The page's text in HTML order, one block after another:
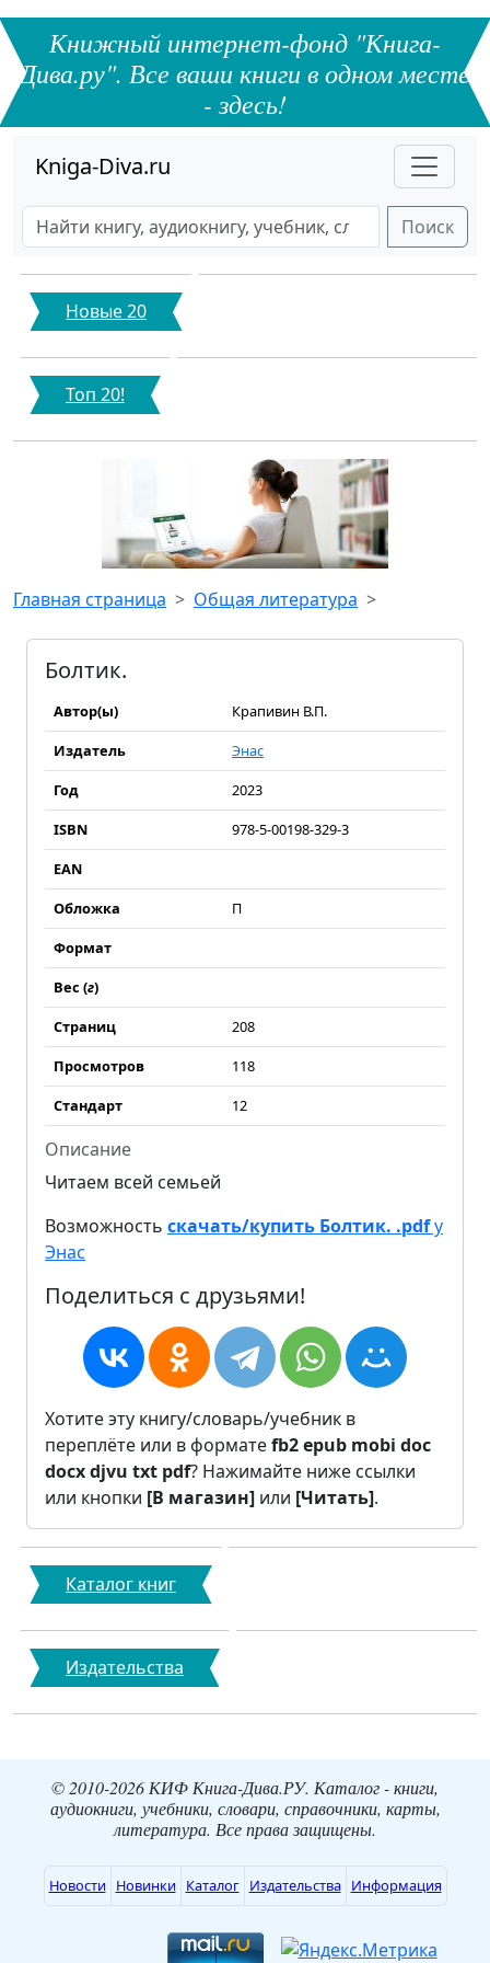
Книжный интернет-фонд "Книга-
Дива.ру". Все ваши книги в одном месте
- здесь!
Kniga-Diva.ru
Поиск
Новые 20
Топ 20!
Главная страница Общая литература
Болтик.
Автор(ы)
Крапивин В.П.
Издатель
Энас
Год
2023
ISBN
978-5-00198-329-3
EAN
Обложка
П
Формат
Вес (г)
Страниц
208
Просмотров
118
Стандарт
12
Описание
Читаем всей семьей
Возможность скачать/купить Болтик. .pdfу
Энас
Поделиться с друзьями!
Хотите эту книгу/словарь/учебник в
переплёте или в форматеfb2epub mobi doc
docxdjvu txt pdf? Нажимайте ниже ссылки
или кнопки [В магазин] или [Читать].
Каталог книг
Издательства
© 2010-2026 КИФ Книга-Дива.РУ. Каталог - книги,
аудиокниги, учебники, словари, справочники, карты,
литература. Все права защищены.
Новости Новинки Каталог Издательства Информация